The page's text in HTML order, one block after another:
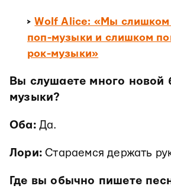
>Wolf Alice: «Мы слишком
поп-музыки и слишком
рок-музыки»
Вы слушаете много новой
музыки?
Оба:Да.
Лори: Стараемся держать
Где вы обычно пишете